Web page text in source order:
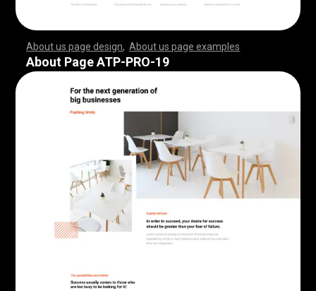
About us page design ,About us page examples
,,,,,,,,,,,,,,,,,,,,,,,, ,,,,,,,,,,,,,,,,,,,,,,,,,,,
,,,,,,,,,,,,,,,,,,,,,,,, ,,,,,,,,,,,,,,,,,,,,,,,,,,,
,,,,,,,,,,,,,,,,,,,,,,,, ,,,,,,,,,,,,,,,,,,,,,,,,,,,
,,,,,,,,,,,,,,,,,,,,,,,, ,,,,,,,,,,,,,,,,,,,,,,,,,,,
,,,,,,,,,,,,,,,,,,,,,,,, ,,,,,,,,,,,,,,,,,,,,,,,,,,,
,,,,,,,,,,,,,,,,,,,,,,,, ,,,,,,,,,,,,,,,,,,,,,,,,,,,
,,,,,,,,,,,,,,,,,,,,,,,, ,,,,,,,,,,,,,,,,,,,,,,,,,,,
,,,,,,,,,,,,,,,,,,,,,,,, ,,,,,,,,,,,,
About Page ATP-PRO-19